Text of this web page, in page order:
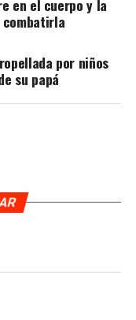
en el cuerpo y la
combatirla
por niños
su papá